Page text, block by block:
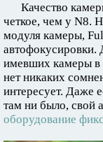
Качество
четкое, чем у N8.
модуля камеры,
автофокусировки.
имевших камеры в
нет никаких
интересует. Даже
там ни было, свой
оборудование